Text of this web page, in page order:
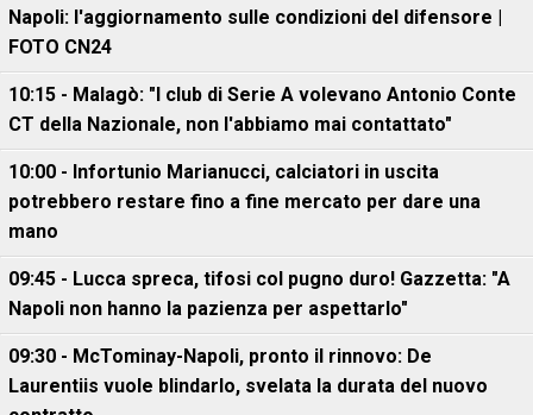
Napoli: l'aggiornamento sulle condizioni del difensore |
FOTO CN24
10:15 - Malagò: "I club di Serie A volevano Antonio Conte
CT della Nazionale, non l'abbiamo mai contattato"
10:00 - Infortunio Marianucci, calciatori in uscita
potrebbero restare fino a fine mercato per dare una
mano
09:45 - Lucca spreca, tifosi col pugno duro! Gazzetta: "A
Napoli non hanno la pazienza per aspettarlo"
09:30 - McTominay-Napoli, pronto il rinnovo: De
Laurentiis vuole blindarlo, svelata la durata del nuovo